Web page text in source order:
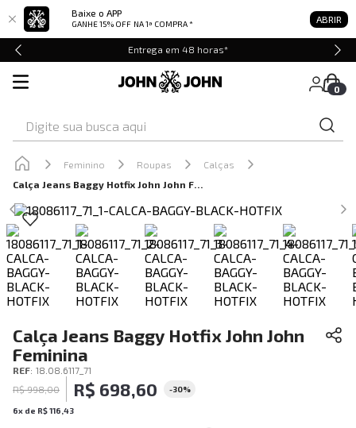
Baixe o APP
GANHE 15% OFF NA 1ª COMPRA * ABRIR
Entrega em 48 horas*
0
Feminino Roupas
Calças
Calça Jeans Baggy Hotfix John John Feminina
Calça Jeans Baggy Hotfix John John
Feminina
REF: 18.08.6117_71
R$ 998,00 R$ 698,60 -30%
6x de R$116 43